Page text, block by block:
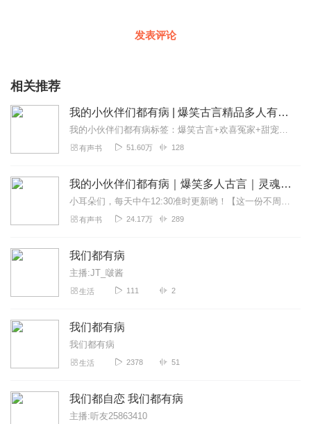
发表评论
相关推荐
我的小伙伴们都有病 | 爆笑古言精品多人有声剧
我的小伙伴们都有病标签：爆笑古言+欢喜冤家+甜宠治愈+双生灵魂每天上午10:00双更，恳请小橙子们收藏订阅、五星好评和点赞评论哦~...
有声书 51.60万 128
我的小伙伴们都有病｜爆笑多人古言｜灵魂互换｜甜宠治愈
小耳朵们，每天中午12:30准时更新哟！【这一份不周山的绝密档案】越国的公主殿下，进了一座山，山里的人都有病，除了这位卧底公主殿下。可是，这堂堂公主给一群精神病...
有声书 24.17万 289
我们都有病
主播:JT_啵酱
生活 111 2
我们都有病
我们都有病
生活 2378 51
我们都自恋 我们都有病
主播:听友25863410